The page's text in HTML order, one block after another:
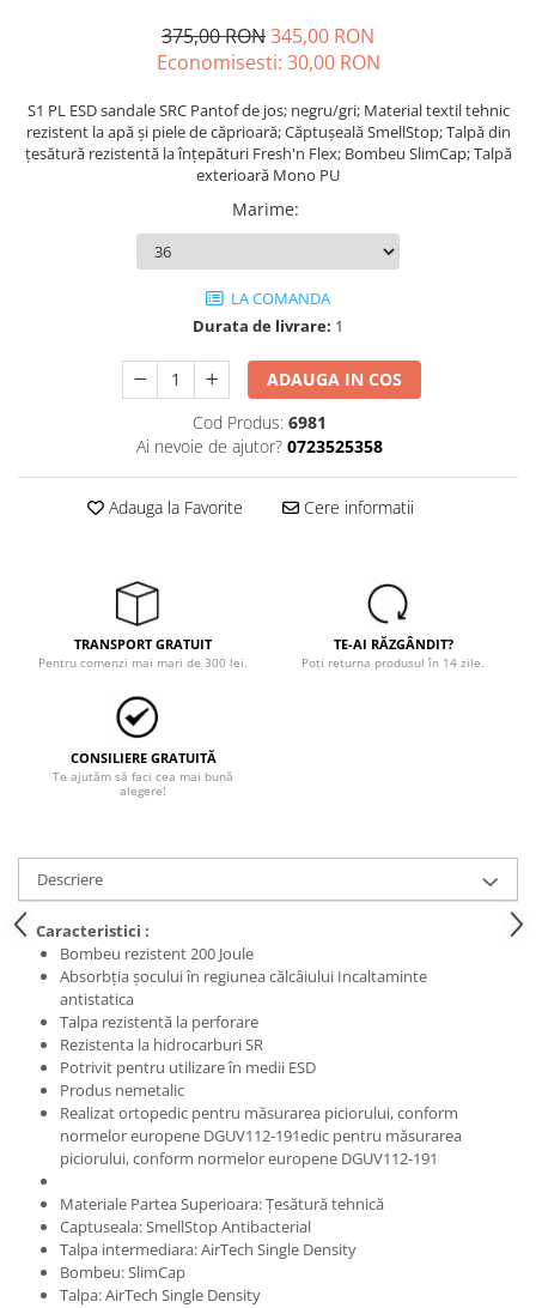
Rulete si metre
Telemetre
Termometre
Masini de gaurit si insurubat
Masini de slefuit si rindeluit
Masini multifunctionale
Polizoare unghiulare
Scule electrice de banc
Suflante aer cald si aspiratoare
Salopetă cu pieptar
îmbrăcăminte unică folosinţă
Industria Alimentară
Combinezoane
Pantaloni
Salopete cu pieptar
îmbrăcăminte pentru damă
Rezistent la flacăra
Vizibilitate înalta hi-vis
îmbrăcăminte asistente/doctori
îmbrăcăminte bucătari
îmbrăcăminte de lucru
înaltă vizibilitate hi-vis
Hanorace
Jachete
Pantaloni
Pantaloni scurti
Salopetă cu pieptar
Tricouri
Veste
375,00 RON345,00 RON
Economisesti: 30,00 RON
S1 PL ESD sandale SRC Pantof de jos; negru/gri; Material textil tehnic
rezistent la apă și piele de căprioară; Căptușeală SmellStop; Talpă din
țesătură rezistentă la înțepături Fresh'n Flex; Bombeu SlimCap; Talpă
exterioară Mono PU
Marime:
LA COMANDA
Durata de livrare: 1
ADAUGA IN COS
Cod Produs: 6981
Ai nevoie de ajutor? 0723525358
Adauga la Favorite Cere informatii
TRANSPORT GRATUIT
Pentru comenzi mai mari de 300 lei.
TE-AI RĂZGÂNDIT?
Poți returna produsul în 14 zile.
CONSILIERE GRATUITĂ
Te ajutăm să faci cea mai bună
alegere!
Descriere
Caracteristici :
Bombeu rezistent 200 Joule
Absorbția șocului în regiunea călcâiului Incaltaminte
antistatica
Talpa rezistentă la perforare
Rezistenta la hidrocarburi SR
Potrivit pentru utilizare în medii ESD
Produs nemetalic
Realizat ortopedic pentru măsurarea piciorului, conform
normelor europene DGUV112-191edic pentru măsurarea
piciorului, conform normelor europene DGUV112-191
Materiale Partea Superioara: Țesătură tehnică
Captuseala: SmellStop Antibacterial
Talpa intermediara: AirTech Single Density
Bombeu: SlimCap
Talpa: AirTech Single Density